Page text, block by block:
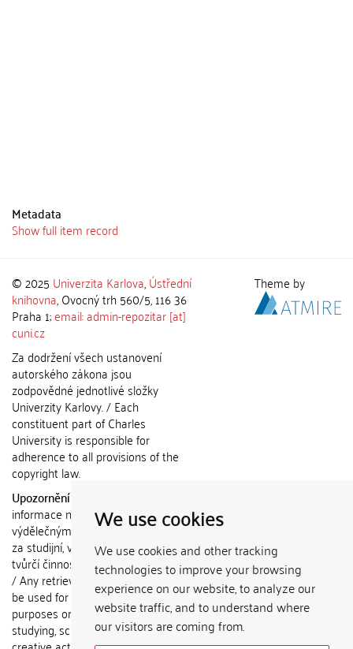
We use cookies
We use cookies and other tracking
technologies to improve your browsing
experience on our website, to analyze our
website traffic, and to understand where
our visitors are coming from.
Metadata
Show full item record
© 2025 Univerzita Karlova,Ústřední
knihovna, Ovocný trh 560/5, 116 36
Praha 1;email: admin-repozitar [at]
cuni.cz
Za dodržení všech ustanovení
autorského zákona jsou
zodpovědné jednotlivé složky
Univerzity Karlovy. / Each
constituent part of Charles
University is responsible for
adherence to all provisions of the
copyright law.
Upozornění / Notice:
informace nemohou být použity k
výdělečným účelům nebo vydávány
za studijní, vědeckou nebo jinou
tvůrčí činnost jiné osoby než autora.
/ Any retrieved information shall not
be used for any commercial
purposes or claimed as results of
studying, scientific or any other
Theme by